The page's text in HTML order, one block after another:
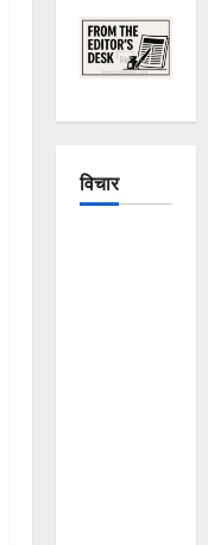
विचार